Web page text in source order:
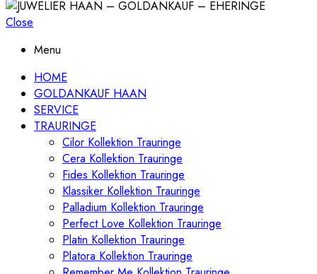
Close
Menu
HOME
GOLDANKAUF HAAN
SERVICE
TRAURINGE
Cilor Kollektion Trauringe
Cera Kollektion Trauringe
Fides Kollektion Trauringe
Klassiker Kollektion Trauringe
Palladium Kollektion Trauringe
Perfect Love Kollektion Trauringe
Platin Kollektion Trauringe
Platora Kollektion Trauringe